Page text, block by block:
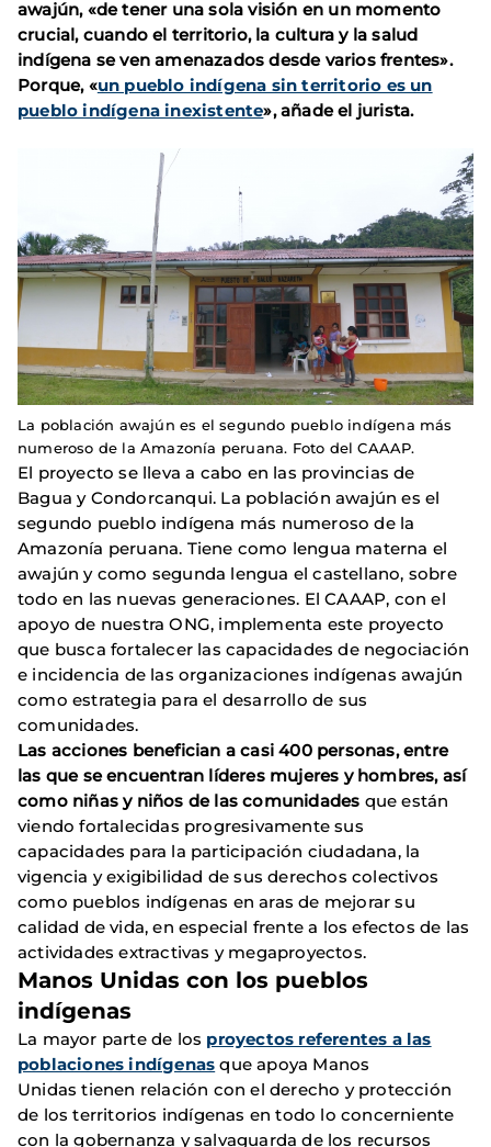
awajún, «de tener una sola visión en un momento
crucial, cuando el territorio, la cultura y la salud
indígena se ven amenazados desde varios frentes».
Porque, «un pueblo indígena sin territorio es un
pueblo indígena inexistente», añade el jurista.
La población awajún es el segundo pueblo indígena más
numeroso de la Amazonía peruana. Foto del CAAAP.
El proyecto se lleva a cabo en las provincias de
Bagua y Condorcanqui. La población awajún es el
segundo pueblo indígena más numeroso de la
Amazonía peruana. Tiene como lengua materna el
awajún y como segunda lengua el castellano, sobre
todo en las nuevas generaciones. El CAAAP, con el
apoyo de nuestra ONG, implementa este proyecto
que busca fortalecer las capacidades de negociación
e incidencia de las organizaciones indígenas awajún
como estrategia para el desarrollo de sus
comunidades.
Las acciones benefician a casi 400 personas, entre
las que se encuentran líderes mujeres y hombres, así
como niñas y niños de las comunidades que están
viendo fortalecidas progresivamente sus
capacidades para la participación ciudadana, la
vigencia y exigibilidad de sus derechos colectivos
como pueblos indígenas en aras de mejorar su
calidad de vida, en especial frente a los efectos de las
actividades extractivas y megaproyectos.
Manos Unidas con los pueblos
indígenas
La mayor parte de los proyectos referentes a las
poblaciones indígenas que apoya Manos
Unidas tienen relación con el derecho y protección
de los territorios indígenas en todo lo concerniente
con la gobernanza y salvaguarda de los recursos